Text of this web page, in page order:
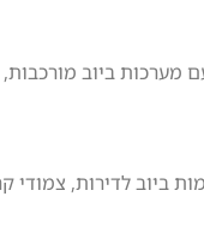
מערכות ביוב
ביוב לדירות,